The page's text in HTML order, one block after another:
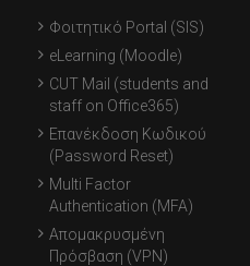
Φοιτητικό Portal (SIS)
eLearning (Moodle)
CUT Mail (students and
staff on Office365)
Επανέκδοση Κωδικού
(Password Reset)
Multi Factor
Authentication (MFA)
Απομακρυσμένη
Πρόσβαση (VPN)